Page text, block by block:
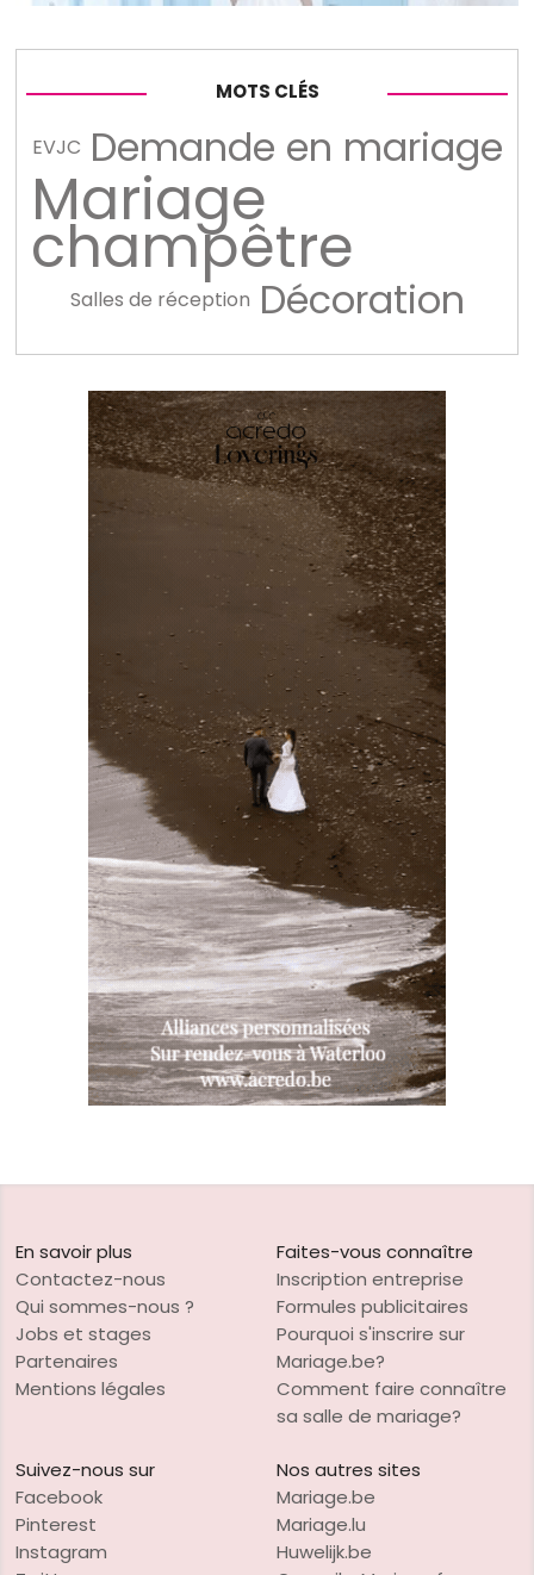
MOTS CLÉS
EVJC Demande en mariage
Mariage
champêtre
Salles de réception Décoration
En savoir plus
Contactez-nous
Qui sommes-nous ?
Jobs et stages
Partenaires
Mentions légales
Faites-vous connaître
Inscription entreprise
Formules publicitaires
Pourquoi s'inscrire sur
Mariage.be?
Comment faire connaître
sa salle de mariage?
Suivez-nous sur
Facebook
Pinterest
Instagram
Nos autres sites
Mariage.be
Mariage.lu
Huwelijk.be